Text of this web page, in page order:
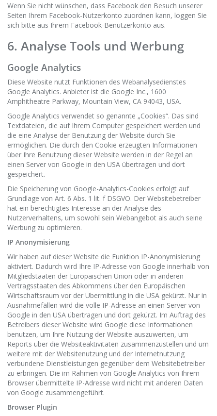
Wenn Sie nicht wünschen, dass Facebook den Besuch unserer
Seiten Ihrem Facebook-Nutzerkonto zuordnen kann, loggen Sie
sich bitte aus Ihrem Facebook-Benutzerkonto aus.
6. Analyse Tools und Werbung
Google Analytics
Diese Website nutzt Funktionen des Webanalysedienstes
Google Analytics. Anbieter ist die Google Inc., 1600
Amphitheatre Parkway, Mountain View, CA 94043, USA.
Google Analytics verwendet so genannte „Cookies“. Das sind
Textdateien, die auf Ihrem Computer gespeichert werden und
die eine Analyse der Benutzung der Website durch Sie
ermöglichen. Die durch den Cookie erzeugten Informationen
über Ihre Benutzung dieser Website werden in der Regel an
einen Server von Google in den USA übertragen und dort
gespeichert.
Die Speicherung von Google-Analytics-Cookies erfolgt auf
Grundlage von Art. 6 Abs. 1 lit. f DSGVO. Der Websitebetreiber
hat ein berechtigtes Interesse an der Analyse des
Nutzerverhaltens, um sowohl sein Webangebot als auch seine
Werbung zu optimieren.
IP Anonymisierung
Wir haben auf dieser Website die Funktion IP-Anonymisierung
aktiviert. Dadurch wird Ihre IP-Adresse von Google innerhalb von
Mitgliedstaaten der Europäischen Union oder in anderen
Vertragsstaaten des Abkommens über den Europäischen
Wirtschaftsraum vor der Übermittlung in die USA gekürzt. Nur in
Ausnahmefällen wird die volle IP-Adresse an einen Server von
Google in den USA übertragen und dort gekürzt. Im Auftrag des
Betreibers dieser Website wird Google diese Informationen
benutzen, um Ihre Nutzung der Website auszuwerten, um
Reports über die Websiteaktivitäten zusammenzustellen und um
weitere mit der Websitenutzung und der Internetnutzung
verbundene Dienstleistungen gegenüber dem Websitebetreiber
zu erbringen. Die im Rahmen von Google Analytics von Ihrem
Browser übermittelte IP-Adresse wird nicht mit anderen Daten
von Google zusammengeführt.
Browser Plugin